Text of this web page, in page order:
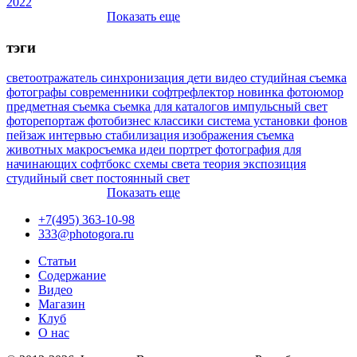
Показать еще
тэги
светоотражатель синхронизация дети видео студийная съемка
фотографы современники софтрефлектор новинка фотоюмор
предметная съемка съемка для каталогов импульсный свет
фоторепортаж фотобизнес классики система установки фонов
пейзаж интервью стабилизация изображения съемка
животных макросъемка идеи портрет фотография для
начинающих софтбокс схемы света теория экспозиция
студийный свет постоянный свет
Показать еще
+7(495) 363-10-98
333@photogora.ru
Статьи
Содержание
Видео
Магазин
Клуб
О нас